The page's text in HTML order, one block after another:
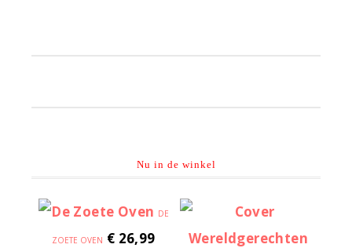
Nu in de winkel
DE
ZOETE OVEN € 26,99